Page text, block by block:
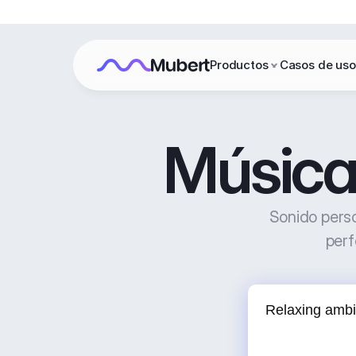
Sonido
Productos Casos de uso